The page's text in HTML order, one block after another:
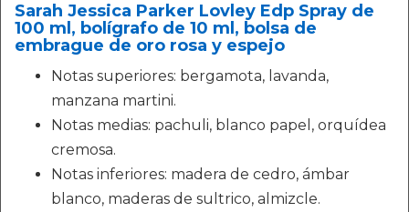
Sarah Jessica Parker Lovley Edp Spray de
100 ml, bolígrafo de 10 ml, bolsa de
embrague de oro rosa y espejo
Notas superiores: bergamota, lavanda,
manzana martini.
Notas medias: pachuli, blanco papel, orquídea
cremosa.
Notas inferiores: madera de cedro, ámbar
blanco, maderas de sultrico, almizcle.